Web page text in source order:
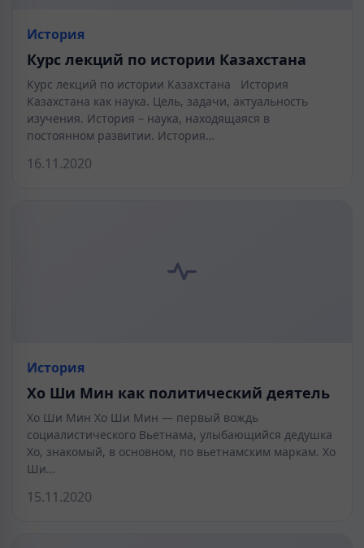
История
Курс лекций по истории Казахстана
Курс лекций по истории Казахстана История
Казахстана как наука. Цель, задачи, актуальность
изучения. История – наука, находящаяся в
постоянном развитии. История…
16.11.2020
История
Хо Ши Мин как политический деятель
Хо Ши Мин Хо Ши Мин — первый вождь
социалистического Вьетнама, улыбающийся дедушка
Хо, знакомый, в основном, по вьетнамским маркам. Хо
Ши…
15.11.2020